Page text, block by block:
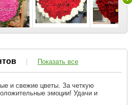
| Показать все
и свежие цветы. За четкую
эмоции! Удачи и